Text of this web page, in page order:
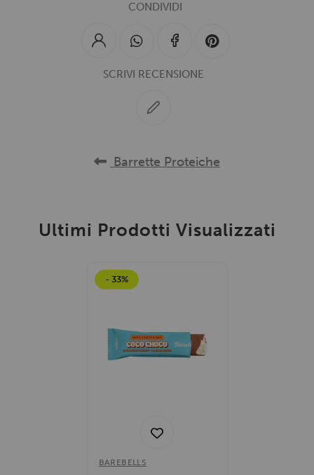
CONDIVIDI
SCRIVI RECENSIONE
Barrette Proteiche
Ultimi Prodotti Visualizzati
- 33%
BAREBELLS